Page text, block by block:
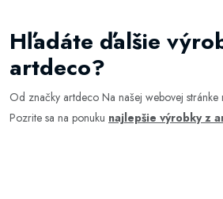
Hľadáte ďalšie
artdeco?
Od značky artdeco Na našej webovej stránke
Pozrite sa na ponuku najlepšie výrobky z